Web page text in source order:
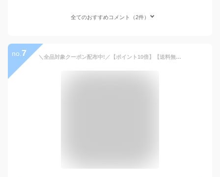
全てのおすすめコメント（2件）
no. 7 ＼全品対象クーポン配布中!／【ポイント10倍】【送料無料】Columbia コロンビア ハイカット レインスニーカー ホーソンレイン3 ウォータープルーフ 防水 超軽量 アウトドア 雨天 靴 レインシューズ メンズ レディース 通勤 通学 キャンプ 釣り 震災 天災 YU5467